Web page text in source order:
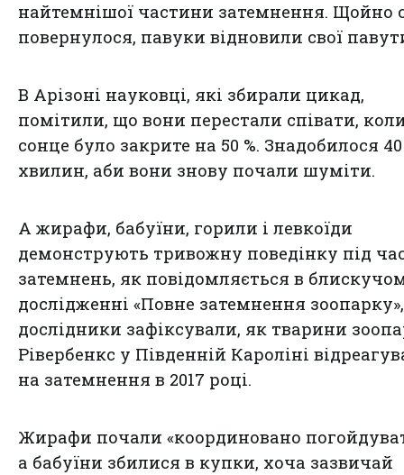
найтемнішої частини затемнення. Щойно
повернулося, павуки відновили свої
В Арізоні науковці, які збирали цикад,
помітили, що вони перестали співати,
сонце було закрите на 50 %. Знадобилося 40
хвилин, аби вони знову почали шуміти.
А жирафи, бабуїни, горили і левкоїди
демонструють тривожну поведінку під
затемнень, як повідомляється в
дослідженні «Повне затемнення
дослідники зафіксували, як тварини
Рівербенкс у Південній Кароліні
на затемнення в 2017 році.
Жирафи почали «координовано
а бабуїни збилися в купки, хоча зазвичай